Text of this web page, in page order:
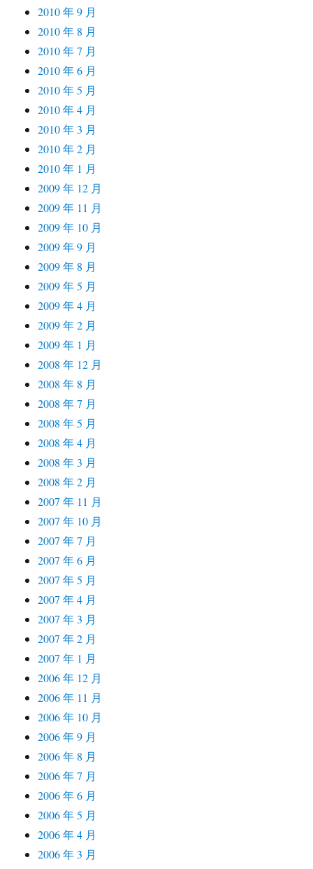
2010 年 9 月
2010 年 8 月
2010 年 7 月
2010 年 6 月
2010 年 5 月
2010 年 4 月
2010 年 3 月
2010 年 2 月
2010 年 1 月
2009 年 12 月
2009 年 11 月
2009 年 10 月
2009 年 9 月
2009 年 8 月
2009 年 5 月
2009 年 4 月
2009 年 2 月
2009 年 1 月
2008 年 12 月
2008 年 8 月
2008 年 7 月
2008 年 5 月
2008 年 4 月
2008 年 3 月
2008 年 2 月
2007 年 11 月
2007 年 10 月
2007 年 7 月
2007 年 6 月
2007 年 5 月
2007 年 4 月
2007 年 3 月
2007 年 2 月
2007 年 1 月
2006 年 12 月
2006 年 11 月
2006 年 10 月
2006 年 9 月
2006 年 8 月
2006 年 7 月
2006 年 6 月
2006 年 5 月
2006 年 4 月
2006 年 3 月